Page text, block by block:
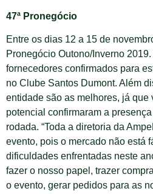
47ª Pronegócio
Entre os dias 12 a 15 de
Pronegócio Outono/Inverno
fornecedores confirmados para
no Clube Santos Dumont. Além
entidade são as melhores, já que
potencial confirmaram a
rodada. “Toda a diretoria da
evento, pois o mercado não está
dificuldades enfrentadas neste
fazer o nosso papel, trazer
o evento, gerar pedidos para as